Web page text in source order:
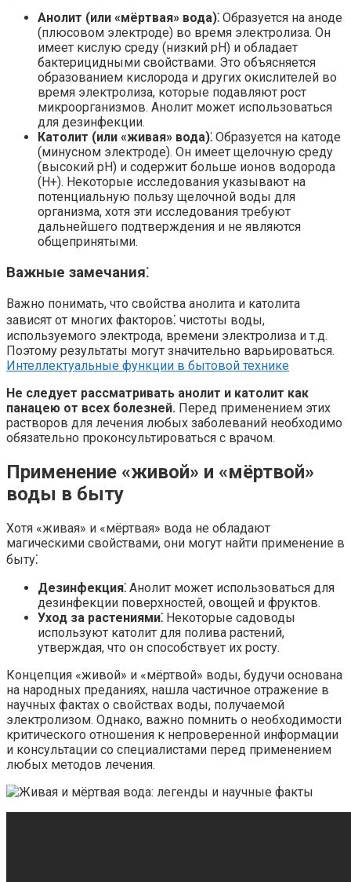
Анолит (или «мёртвая» вода)⁚ Образуется на аноде
(плюсовом электроде) во время электролиза. Он
имеет кислую среду (низкий pH) и обладает
бактерицидными свойствами. Это объясняется
образованием кислорода и других окислителей во
время электролиза, которые подавляют рост
микроорганизмов. Анолит может использоваться
для дезинфекции.
Католит (или «живая» вода)⁚ Образуется на катоде
(минусном электроде). Он имеет щелочную среду
(высокий pH) и содержит больше ионов водорода
(H+). Некоторые исследования указывают на
потенциальную пользу щелочной воды для
организма, хотя эти исследования требуют
дальнейшего подтверждения и не являются
общепринятыми.
Важные замечания⁚
Важно понимать, что свойства анолита и католита
зависят от многих факторов⁚ чистоты воды,
используемого электрода, времени электролиза и т.д.
Поэтому результаты могут значительно варьироваться.
Интеллектуальные функции в бытовой технике
Не следует рассматривать анолит и католит как
панацею от всех болезней. Перед применением этих
растворов для лечения любых заболеваний необходимо
обязательно проконсультироваться с врачом.
Применение «живой» и «мёртвой»
воды в быту
Хотя «живая» и «мёртвая» вода не обладают
магическими свойствами, они могут найти применение в
быту⁚
Дезинфекция⁚ Анолит может использоваться для
дезинфекции поверхностей, овощей и фруктов.
Уход за растениями⁚ Некоторые садоводы
используют католит для полива растений,
утверждая, что он способствует их росту.
Концепция «живой» и «мёртвой» воды, будучи основана
на народных преданиях, нашла частичное отражение в
научных фактах о свойствах воды, получаемой
электролизом. Однако, важно помнить о необходимости
критического отношения к непроверенной информации
и консультации со специалистами перед применением
любых методов лечения.